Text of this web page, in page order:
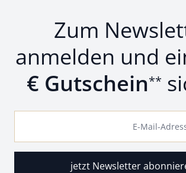
Zum
anmelden und
€ Gutschein**
E-Mail-
jetzt Newsletter